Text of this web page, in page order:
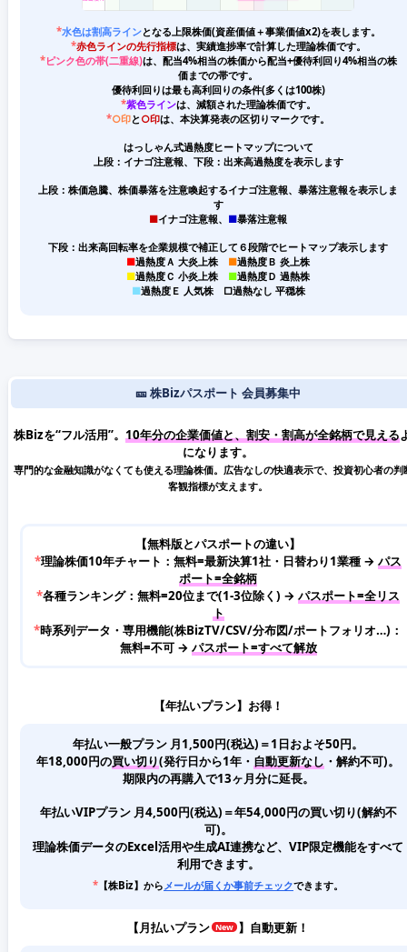
*水色は割高ラインとなる上限株価(資産価値＋事業価値x2)を表します。
*赤色ラインの先行指標は、実績進捗率で計算した理論株価です。
*ピンク色の帯(二重線)は、配当4%相当の株価から配当+優待利回り4%相当の株
価までの帯です。
優待利回りは最も高利回りの条件(多くは100株)
*紫色ラインは、減額された理論株価です。
*○印と ○印は、本決算発表の区切りマークです。
はっしゃん式過熱度ヒートマップについて
上段：イナゴ注意報、下段：出来高過熱度を表示します
上段：株価急騰、株価暴落を注意喚起するイナゴ注意報、暴落注意報を表示しま
す
■イナゴ注意報、 ■暴落注意報
下段：出来高回転率を企業規模で補正して６段階でヒートマップ表示します
■過熱度Ａ 大炎上株 ■過熱度Ｂ 炎上株
■過熱度Ｃ 小炎上株 ■過熱度Ｄ 過熱株
■過熱度Ｅ 人気株 □過熱なし 平穏株
🎫 株Bizパスポート 会員募集中
株Bizを“フル活用”。 10年分の企業価値と、割安・割高が全銘柄で見える
になります。
専門的な金融知識がなくても使える理論株価。広告なしの快適表示で、投資初心者の判
客観指標が支えます。
【無料版とパスポートの違い】
*理論株価10年チャート：無料=最新決算1社・日替わり1業種 → パス
ポート=全銘柄
*各種ランキング：無料=20位まで(1-3位除く) → パスポート=全リス
ト
*時系列データ・専用機能(株BizTV/CSV/分布図/ポートフォリオ…)：
無料=不可 → パスポート=すべて解放
【年払いプラン】お得！
年払い一般プラン 月1,500円(税込)＝1日およそ50円。
年18,000円の買い切り(発行日から1年・ 自動更新なし ・解約不可)。
期限内の再購入で13ヶ月分に延長。
年払いVIPプラン 月4,500円(税込)＝年54,000円の買い切り(解約不
可)。
理論株価データのExcel活用や生成AI連携など、VIP限定機能をすべて
利用できます。
* 【株Biz】から メールが届くか事前チェックできます。
【月払いプラン 】自動更新！